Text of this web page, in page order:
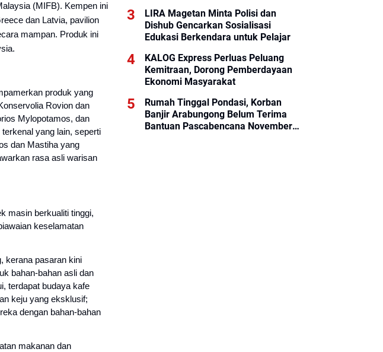
(MIFB). Kempen ini
dan Latvia, pavilion
mampan. Produk ini
produk yang
Rovion dan
Mylopotamos, dan
yang lain, seperti
dan Mastiha yang
rasa asli warisan
masin berkualiti tinggi,
keselamatan
kerana pasaran kini
bahan-bahan asli dan
terdapat budaya kafe
keju yang eksklusif;
dengan bahan-bahan
makanan dan
LIRA Magetan Minta Polisi dan
Dishub Gencarkan Sosialisasi
Edukasi Berkendara untuk Pelajar
KALOG Express Perluas Peluang
Kemitraan, Dorong Pemberdayaan
Ekonomi Masyarakat
Rumah Tinggal Pondasi, Korban
Banjir Arabungong Belum Terima
Bantuan Pascabencana November